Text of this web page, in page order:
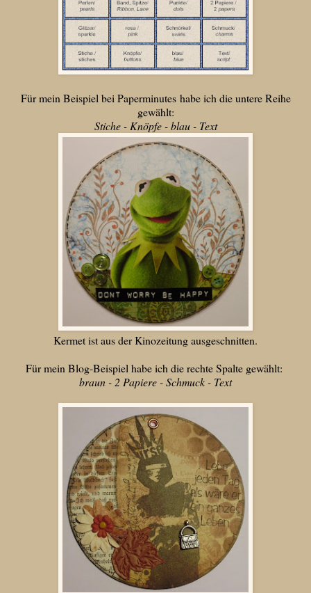
Für mein Beispiel bei Paperminutes habe ich die untere Reihe
gewählt:
Stiche - Knöpfe - blau - Text
Kermet ist aus der Kinozeitung ausgeschnitten.
Für mein Blog-Beispiel habe ich die rechte Spalte gewählt:
braun - 2 Papiere - Schmuck - Text